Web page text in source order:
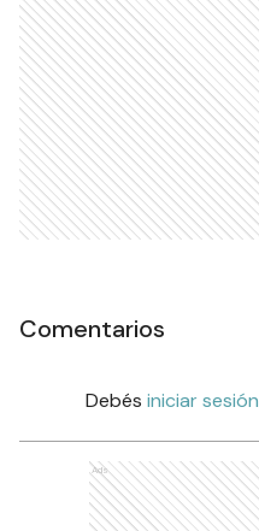
Comentarios
Debés iniciar sesión
Ads